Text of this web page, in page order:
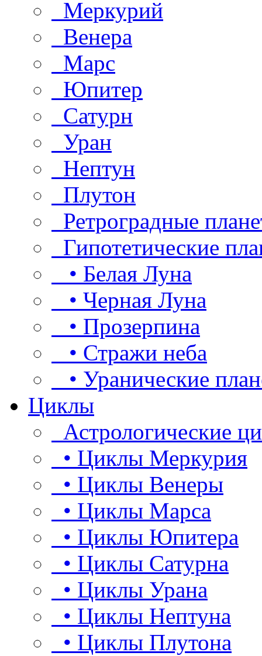
Меркурий
Венера
Марс
Юпитер
Сатурн
Уран
Нептун
Плутон
Ретроградные
Гипотетические
• Белая Луна
• Черная Луна
• Прозерпина
• Стражи неба
• Уранические
Циклы
Астрологические
• Циклы Меркурия
• Циклы Венеры
• Циклы Марса
• Циклы Юпитера
• Циклы Сатурна
• Циклы Урана
• Циклы Нептуна
• Циклы Плутона